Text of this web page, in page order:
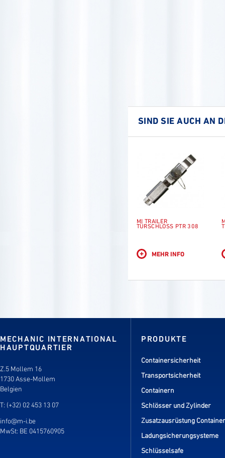
SIND SIE AUCH AN
MI TRAILER
TÜRSCHLOSS PTR 308
+ MEHR INFO
MECHANIC INTERNATIONAL
HAUPTQUARTIER
Z.5 Mollem 16
1730 Asse-Mollem
Belgien
T: (+32) 02 453 13 07
info@m-i.be
MwSt: BE 0415760905
PRODUKTE
Containersicherheit
Transportsicherheit
Containern
Schlösser und Zylinder
Zusatzausrüstung
Ladungsicherungsysteme
Schlüsselsafe